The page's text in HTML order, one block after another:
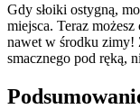
Gdy słoiki ostygną,
miejsca. Teraz
nawet w środku zimy!
smacznego pod ręką,